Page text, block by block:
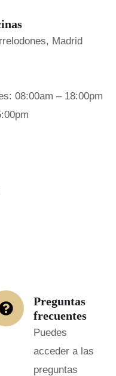
Madrid
08:00am – 18:00pm
Preguntas
frecuentes
Puedes
acceder a las
preguntas